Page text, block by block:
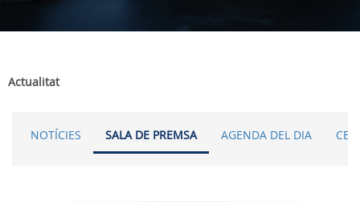
Actualitat
NOTÍCIES SALA DE PREMSA AGENDA DEL DIA